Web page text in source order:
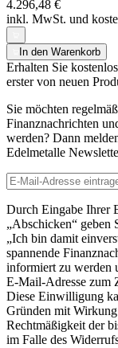
4.296,48 €
inkl. MwSt. und
In den Warenkorb
Erhalten Sie
erster von neuen
Sie möchten
Finanznachrichten
werden? Dann
Edelmetalle
Durch Eingabe Ihrer
„Abschicken“ geben
„Ich bin damit
spannende
informiert zu werden
E-Mail-Adresse zum
Diese Einwilligung
Gründen mit
Rechtmäßigkeit der
im Falle des